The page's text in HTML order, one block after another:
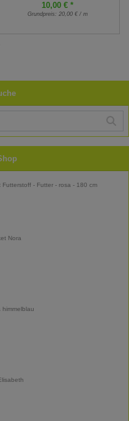
- Futter - rosa - 180 cm
Nora
himmelblau
10,00 € *
Grundpreis: 20,00 € / m